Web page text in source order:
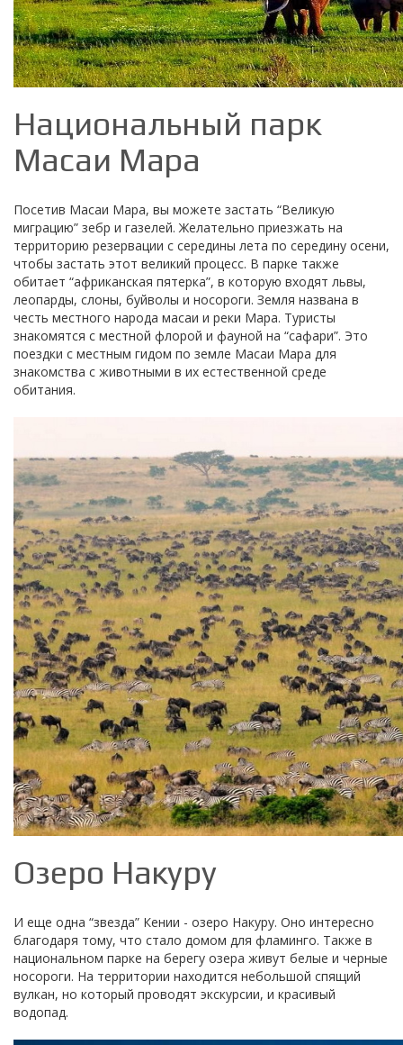
Национальный парк
Масаи Мара
Посетив Масаи Мара, вы можете застать “Великую
миграцию” зебр и газелей. Желательно приезжать на
территорию резервации с середины лета по середину осени,
чтобы застать этот великий процесс. В парке также
обитает “африканская пятерка”, в которую входят львы,
леопарды, слоны, буйволы и носороги. Земля названа в
честь местного народа масаи и реки Мара. Туристы
знакомятся с местной флорой и фауной на “сафари”. Это
поездки с местным гидом по земле Масаи Мара для
знакомства с животными в их естественной среде
обитания.
Озеро Накуру
И еще одна “звезда” Кении - озеро Накуру. Оно интересно
благодаря тому, что стало домом для фламинго. Также в
национальном парке на берегу озера живут белые и черные
носороги. На территории находится небольшой спящий
вулкан, но который проводят экскурсии, и красивый
водопад.